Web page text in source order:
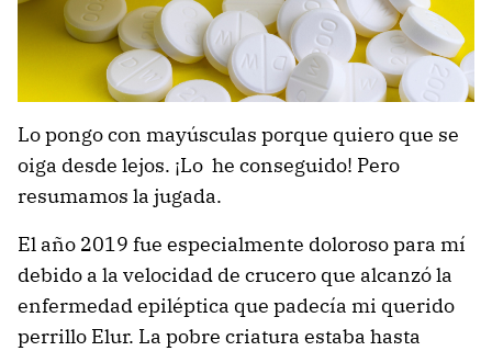
Lo pongo con mayúsculas porque quiero que se
oiga desde lejos. ¡Lo he conseguido! Pero
resumamos la jugada.
El año 2019 fue especialmente doloroso para mí
debido a la velocidad de crucero que alcanzó la
enfermedad epiléptica que padecía mi querido
perrillo Elur. La pobre criatura estaba hasta